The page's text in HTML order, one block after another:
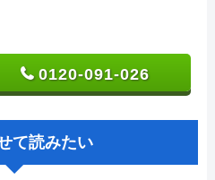
0120-091-026
て読みたい